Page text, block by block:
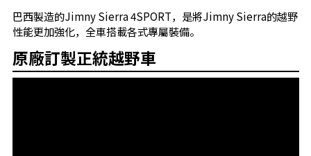
巴西製造的Jimny Sierra 4SPORT，是將Jimny Sierra的越野
性能更加強化，全車搭載各式專屬裝備。
原廠訂製正統越野車